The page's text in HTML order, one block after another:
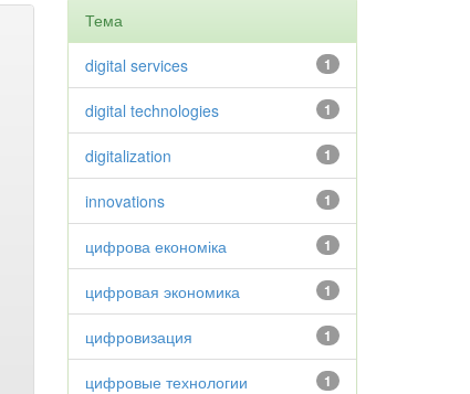
Тема
1
digital services
1
digital technologies
1
digitalization
1
innovations
1
цифрова економіка
1
цифровая экономика
1
цифровизация
1
цифровые технологии